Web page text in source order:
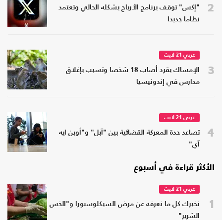
2
"إكس" توقف برنامج الأرباح بشكله الحالي وتعتمد
نظاما جديدا
3
عربي 21 لايت
الإمساك بقرد أصاب 18 شخصا وتسبب بإغلاق
مدارس في إندونيسيا
4
عربي 21 لايت
تصاعد حدة المعركة القضائية بين "آبل" و"أوبن ايه
آي"
الأكثر قراءة في أسبوع
1
عربي 21 لايت
نخبرك كل ما نعرفه عن مرض السيكلوسبورا و"الخس
الشرير"